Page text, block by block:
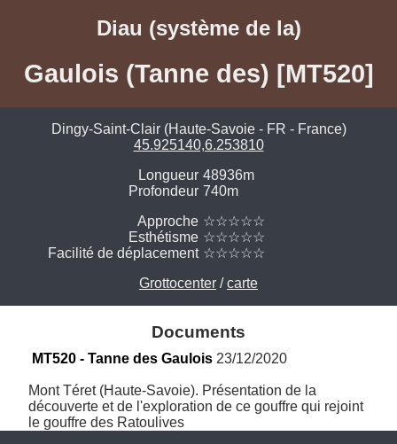
Diau (système de la)
Gaulois (Tanne des) [MT520]
Dingy-Saint-Clair (Haute-Savoie - FR - France)
45.925140,6.253810
Longueur 48936m
Profondeur 740m
Approche ☆☆☆☆☆
Esthétisme ☆☆☆☆☆
Facilité de déplacement ☆☆☆☆☆
Grottocenter /carte
Documents
MT520 - Tanne des Gaulois 23/12/2020
Mont Téret (Haute-Savoie). Présentation de la
découverte et de l'exploration de ce gouffre qui rejoint
le gouffre des Ratoulives